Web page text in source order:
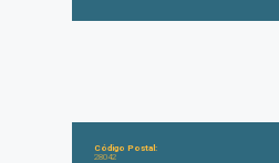
Código Postal:
28042